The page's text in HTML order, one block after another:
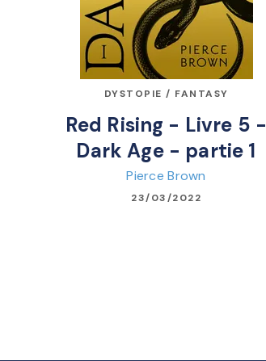
DYSTOPIE / FANTASY
Red Rising - Livre 5 -
Dark Age - partie 1
Pierce Brown
23/03/2022